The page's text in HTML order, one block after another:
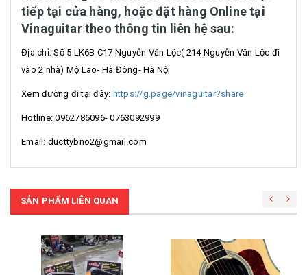
tiếp tại cửa hàng, hoặc đặt hàng Online tại
Vinaguitar theo thông tin liên hệ sau:
Địa chỉ: Số 5 LK6B C17 Nguyễn Văn Lộc( 214 Nguyễn Văn Lộc đi
vào 2 nhà) Mộ Lao- Hà Đông- Hà Nội
Xem đường đi tại đây: https://g.page/vinaguitar?share
Hotline: 0962786096- 0763092999
Email: ducttybno2@gmail.com
SẢN PHẨM LIÊN QUAN